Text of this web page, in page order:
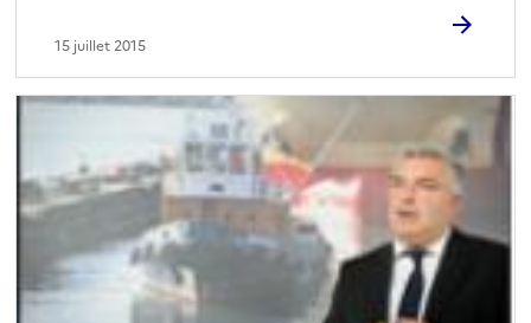
15 juillet 2015